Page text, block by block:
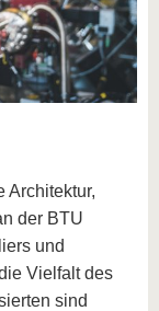
Architektur,
der BTU
und
Vielfalt des
sind